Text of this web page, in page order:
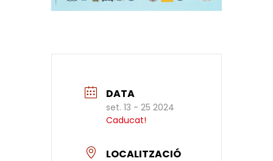
DATA
set. 13 - 25 2024
Caducat!
LOCALITZACIÓ